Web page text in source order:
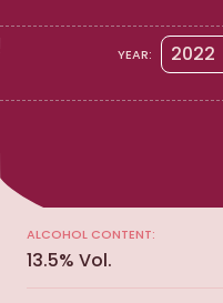
YEAR: 2022
ALCOHOL CONTENT:
13.5% Vol.